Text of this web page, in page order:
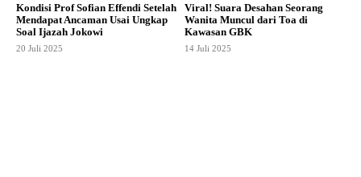
Kondisi Prof Sofian Effendi Setelah
Mendapat Ancaman Usai Ungkap
Soal Ijazah Jokowi
20 Juli 2025
Viral! Suara Desahan Seorang
Wanita Muncul dari Toa di
Kawasan GBK
14 Juli 2025